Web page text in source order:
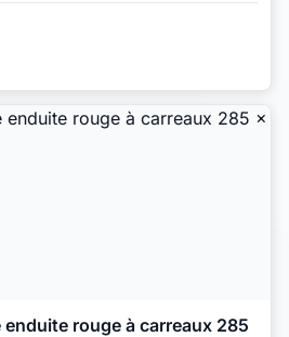
carreaux 285